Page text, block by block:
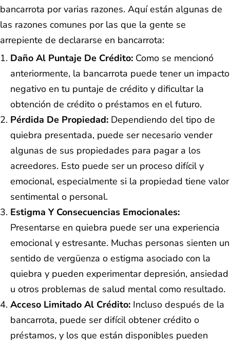
bancarrota por varias razones. Aquí están algunas de
las razones comunes por las que la gente se
arrepiente de declararse en bancarrota:
Daño Al Puntaje De Crédito: Como se mencionó
anteriormente, la bancarrota puede tener un impacto
negativo en tu puntaje de crédito y dificultar la
obtención de crédito o préstamos en el futuro.
Pérdida De Propiedad: Dependiendo del tipo de
quiebra presentada, puede ser necesario vender
algunas de sus propiedades para pagar a los
acreedores. Esto puede ser un proceso difícil y
emocional, especialmente si la propiedad tiene valor
sentimental o personal.
Estigma Y Consecuencias Emocionales:
Presentarse en quiebra puede ser una experiencia
emocional y estresante. Muchas personas sienten un
sentido de vergüenza o estigma asociado con la
quiebra y pueden experimentar depresión, ansiedad
u otros problemas de salud mental como resultado.
Acceso Limitado Al Crédito: Incluso después de la
bancarrota, puede ser difícil obtener crédito o
préstamos, y los que están disponibles pueden